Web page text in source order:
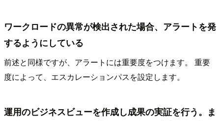
ワークロードの異常が検出された場合、アラートを発
するようにしている
前述と同様ですが、アラートには重要度をつけます。 重要
度によって、エスカレーションパスを設定します。
運用のビジネスビューを作成し成果の実証を行う。ま